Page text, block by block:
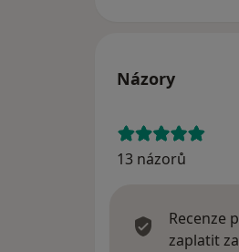
Názory
13 názorů
Recenze
zaplatit